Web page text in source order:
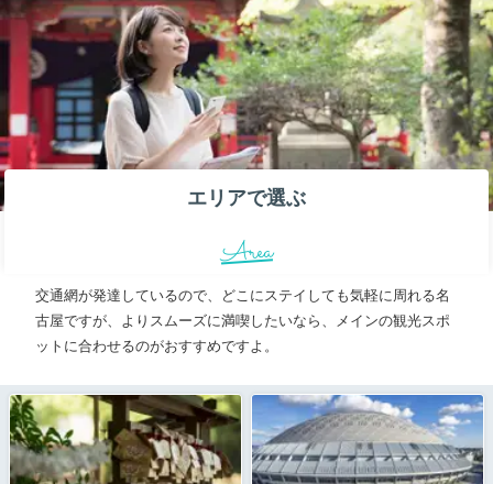
エリアで選ぶ
Area
交通網が発達しているので、どこにステイしても気軽に周れる名
古屋ですが、よりスムーズに満喫したいなら、メインの観光スポ
ットに合わせるのがおすすめですよ。